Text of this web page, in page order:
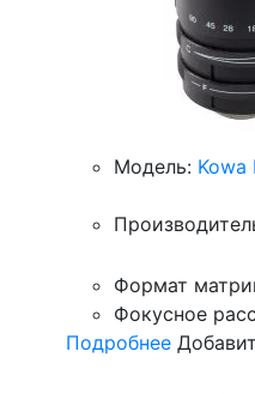
Модель: Kowa
Формат
Фокусное
Подробнее